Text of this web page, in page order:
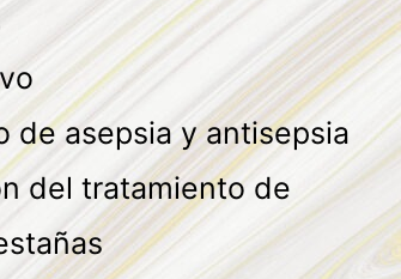
de asepsia y antisepsia
del tratamiento de